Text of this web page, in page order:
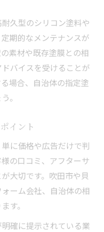
久型のシリコン塗料や
期的なメンテナンスが
素材や既存塗膜との相
バイスを受けることが
場合、自治体の指定塗
。
イント
に価格や広告だけで判
の口コミ、アフターサ
大切です。吹田市や貝
ーム会社、自治体の相
す。
確に提示されている業